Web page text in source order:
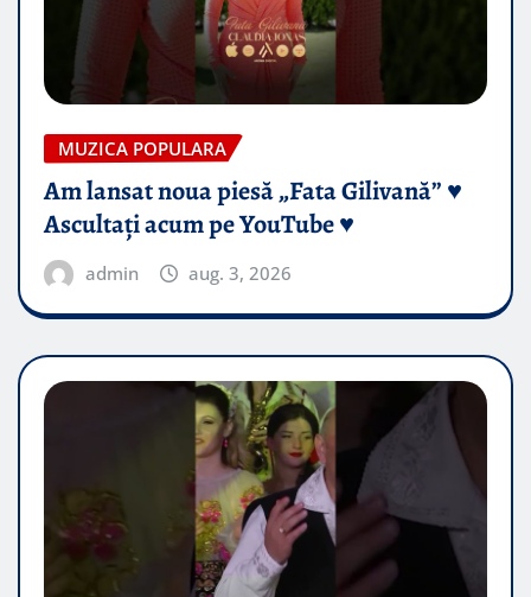
MUZICA POPULARA
Am lansat noua piesă „Fata Gilivană” ♥️
Ascultați acum pe YouTube ♥️
admin aug. 3, 2026